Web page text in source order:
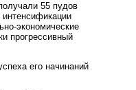
55 пудов
экономические
прогрессивный
его начинаний